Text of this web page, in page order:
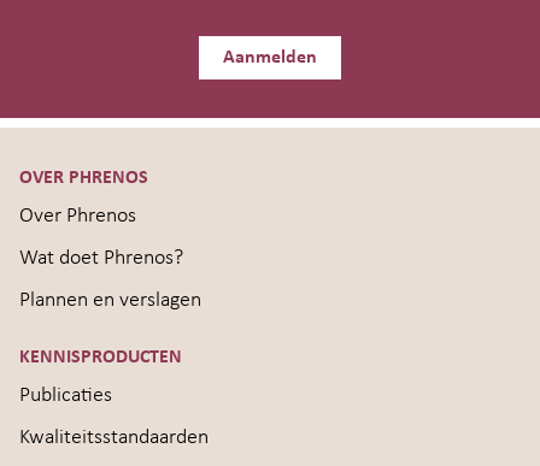
Aanmelden
OVER PHRENOS
Over Phrenos
Wat doet Phrenos?
Plannen en verslagen
KENNISPRODUCTEN
Publicaties
Kwaliteitsstandaarden